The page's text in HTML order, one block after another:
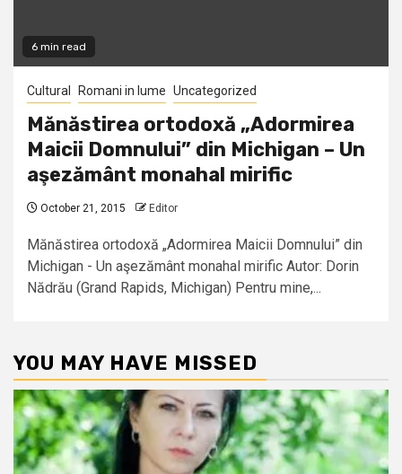
6 min read
Cultural Romani in lume Uncategorized
Mănăstirea ortodoxă „Adormirea
Maicii Domnului” din Michigan – Un
aşezământ monahal mirific
October 21, 2015 Editor
Mănăstirea ortodoxă „Adormirea Maicii Domnului” din
Michigan - Un aşezământ monahal mirific Autor: Dorin
Nădrău (Grand Rapids, Michigan) Pentru mine,...
YOU MAY HAVE MISSED